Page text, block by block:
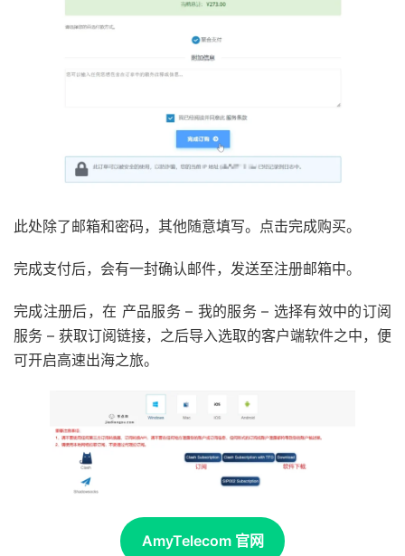
此处除了邮箱和密码，其他随意填写。点击完成购买。
完成支付后，会有一封确认邮件，发送至注册邮箱中。
完成注册后，在 产品服务 – 我的服务 – 选择有效中的订阅
服务 – 获取订阅链接，之后导入选取的客户端软件之中，便
可开启高速出海之旅。
AmyTelecom 官网